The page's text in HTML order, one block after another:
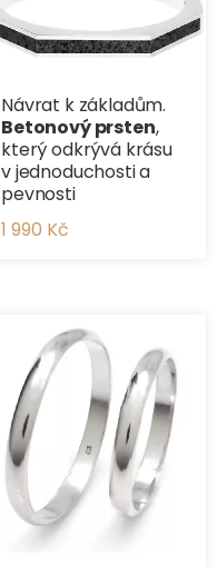
Návrat k základům.
Betonový prsten,
který odkrývá krásu
v jednoduchosti a
pevnosti
1 990 Kč